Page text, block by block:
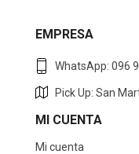
EMPRESA
WhatsApp: 096
Pick Up: San
MI CUENTA
Mi cuenta